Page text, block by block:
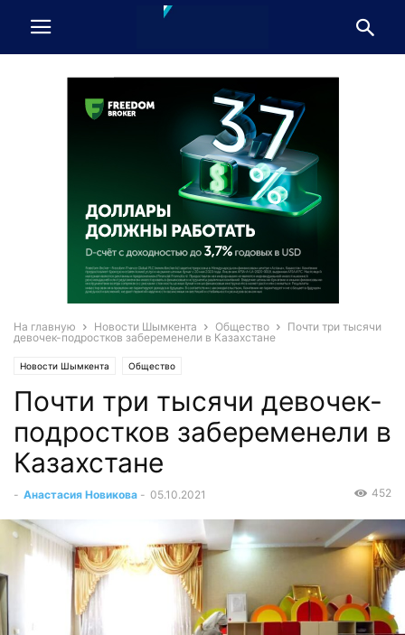
На главную Новости Шымкента Общество
Почти три тысячи
девочек-подростков забеременели в Казахстане
Новости Шымкента Общество
Почти три тысячи девочек-
подростков забеременели в
Казахстане
- Анастасия Новикова - 05.10.2021 452